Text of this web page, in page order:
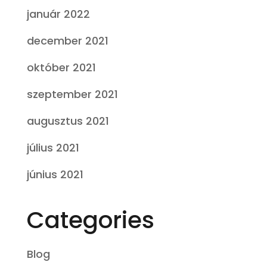
január 2022
december 2021
október 2021
szeptember 2021
augusztus 2021
július 2021
június 2021
Categories
Blog